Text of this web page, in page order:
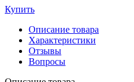
Купить
Описание товара
Характеристики
Отзывы
Вопросы